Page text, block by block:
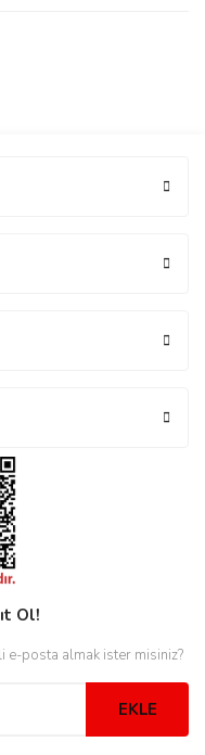
Ol!
e-posta almak ister misiniz?
EKLE